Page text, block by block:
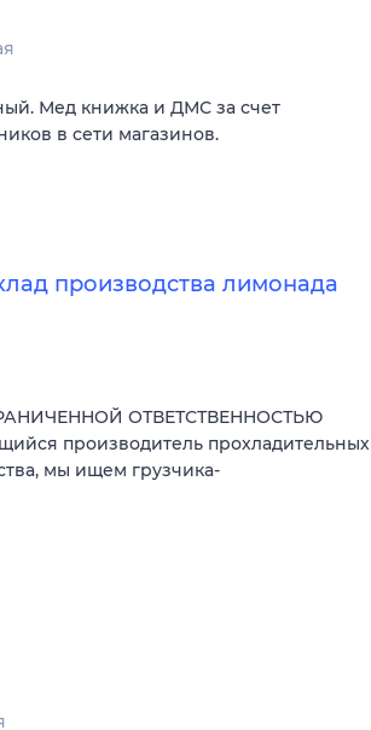
Мед книжка и ДМС за счет
в сети магазинов.
производства лимонада
ОТВЕТСТВЕННОСТЬЮ
производитель прохладительных
мы ищем грузчика-